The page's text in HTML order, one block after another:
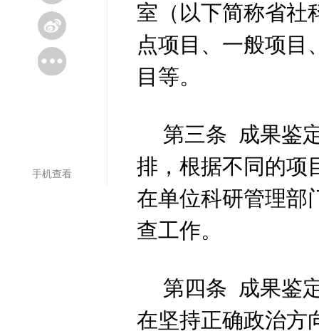
手机查看
室（以下简称省社
点项目、一般项目
目等。
第三条 成果鉴
排，根据不同的项
在单位科研管理部
查工作。
第四条 成果鉴
在坚持正确政治方